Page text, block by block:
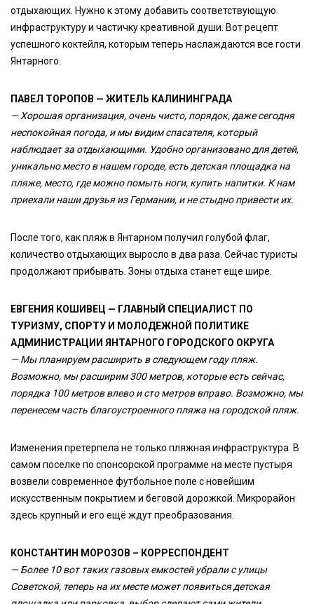
отдыхающих. Нужно к этому добавить соответствующую
инфраструктуру и частичку креативной души. Вот рецепт
успешного коктейля, которым теперь наслаждаются все гости
Янтарного.
ПАВЕЛ ТОРОПОВ — ЖИТЕЛЬ КАЛИНИНГРАДА
— Хорошая организация, очень чисто, порядок, даже сегодня
неспокойная погода, и мы видим спасателя, который
наблюдает за отдыхающими. Удобно организовано для детей,
уникально место в нашем городе, есть детская площадка на
пляже, место, где можно помыть ноги, купить напитки. К нам
приехали наши друзья из Германии, и не стыдно привести их.
После того, как пляж в Янтарном получил голубой флаг,
количество отдыхающих выросло в два раза. Сейчас туристы
продолжают прибывать. Зоны отдыха станет еще шире.
ЕВГЕНИЯ КОШИВЕЦ — ГЛАВНЫЙ СПЕЦИАЛИСТ ПО
ТУРИЗМУ, СПОРТУ И МОЛОДЕЖНОЙ ПОЛИТИКЕ
АДМИНИСТРАЦИИ ЯНТАРНОГО ГОРОДСКОГО ОКРУГА
— Мы планируем расширить в следующем году пляж.
Возможно, мы расширим 300 метров, которые есть сейчас,
порядка 100 метров влево и сто метров вправо. Возможно, мы
перенесем часть благоустроенного пляжа на городской пляж.
Изменения претерпела не только пляжная инфраструктура. В
самом поселке по спонсорской программе на месте пустыря
возвели современное футбольное поле с новейшим
искусственным покрытием и беговой дорожкой. Микрорайон
здесь крупный и его ещё ждут преобразования.
КОНСТАНТИН МОРОЗОВ – КОРРЕСПОНДЕНТ
— Более 10 вот таких газовых емкостей убрали с улицы
Советской, теперь на их месте может появиться детская